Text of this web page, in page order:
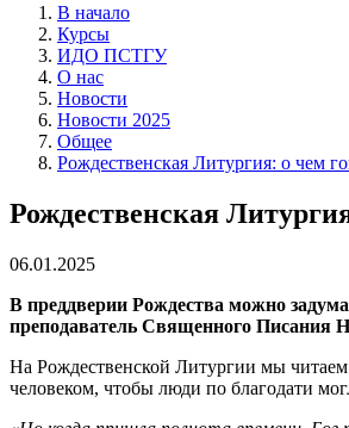
В начало
Курсы
ИДО ПСТГУ
О нас
Новости
Новости 2025
Общее
Рождественская Литургия: о чем
Рождественская
06.01.2025
В преддверии Рождества можно
преподаватель Священного Писания
На Рождественской Литургии мы
человеком, чтобы люди по благодати